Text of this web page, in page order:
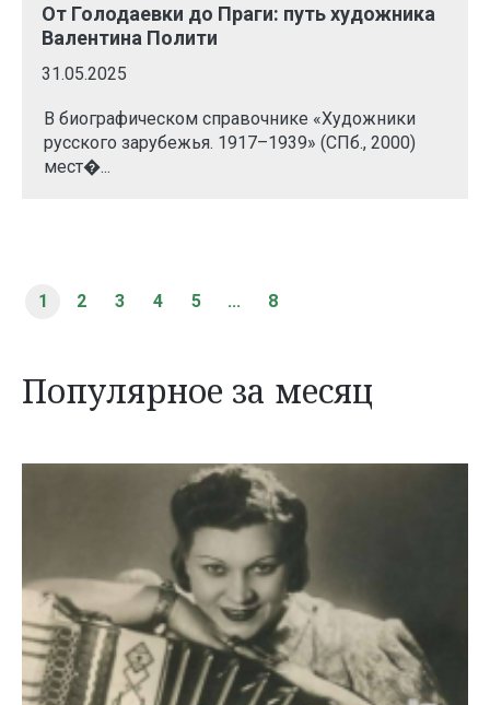
От Голодаевки до Праги: путь художника
Валентина Полити
31.05.2025
В биографическом справочнике «Художники
русского зарубежья. 1917–1939» (СПб., 2000)
мест�...
1 2 3 4 5 ... 8
Популярное за месяц